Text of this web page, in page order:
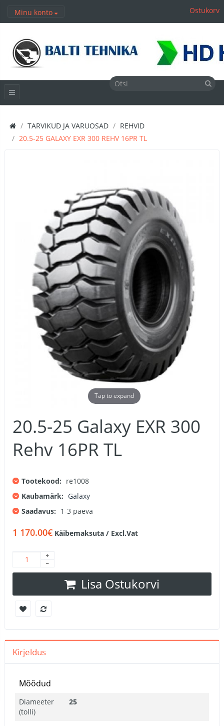
Minu konto Ostukorv
TARVIKUD JA VARUOSAD
REHVID
20.5-25 GALAXY EXR 300 REHV 16PR TL
Tap to expand
20.5-25 Galaxy EXR 300
Rehv 16PR TL
Tootekood: re1008
Kaubamärk: Galaxy
Saadavus: 1-3 päeva
1 170.00€ Käibemaksuta / Excl.Vat
Lisa Ostukorvi
Kirjeldus
Mõõdud
Diameeter
(tolli)
25